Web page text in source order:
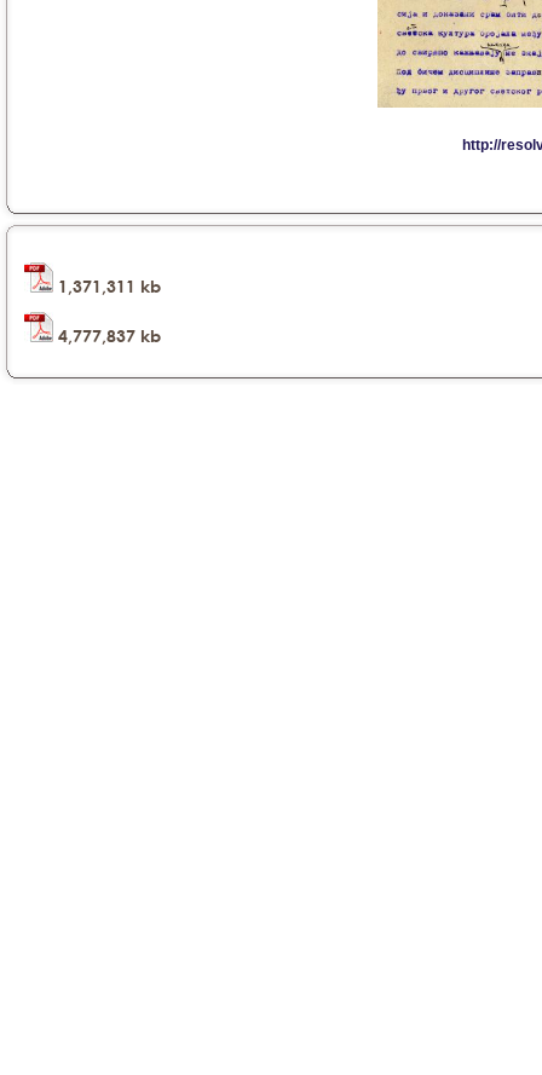
1,371,311 kb
4,777,837 kb